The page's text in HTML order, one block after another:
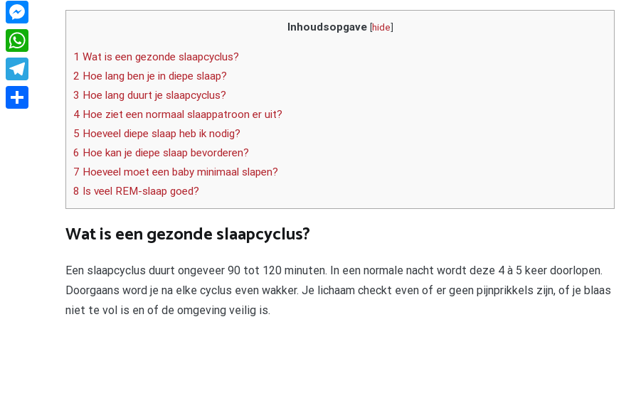
Inhoudsopgave [hide]
1 Wat is een gezonde slaapcyclus?
2 Hoe lang ben je in diepe slaap?
3 Hoe lang duurt je slaapcyclus?
4 Hoe ziet een normaal slaappatroon er uit?
5 Hoeveel diepe slaap heb ik nodig?
6 Hoe kan je diepe slaap bevorderen?
7 Hoeveel moet een baby minimaal slapen?
8 Is veel REM-slaap goed?
Wat is een gezonde slaapcyclus?
Een slaapcyclus duurt ongeveer 90 tot 120 minuten. In een normale nacht wordt deze 4 à 5 keer doorlopen.
Doorgaans word je na elke cyclus even wakker. Je lichaam checkt even of er geen pijnprikkels zijn, of je blaas
niet te vol is en of de omgeving veilig is.
Skype
Messenger
WhatsApp
Telegram